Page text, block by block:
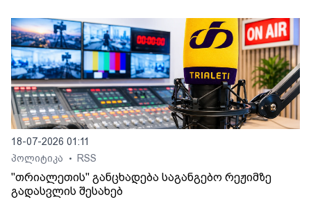
18-07-2026 01:11
პოლიტიკა
• RSS
"თრიალეთის" განცხადება საგანგებო რეჟიმზე
გადასვლის შესახებ